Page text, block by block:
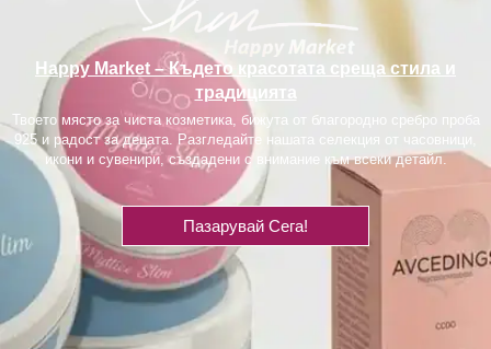
Happy Market – Където красотата среща стила и
традицията
Твоето място за чиста козметика, бижута от благородно сребро проба
925 и радост за децата. Разгледайте нашата селекция от часовници,
икони и сувенири, създадени с внимание към всеки детайл.
Пазарувай Сега!